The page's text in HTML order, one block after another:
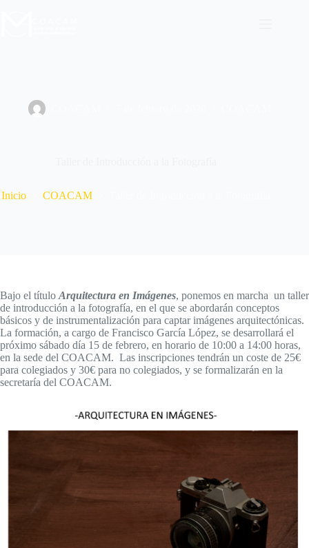
Inicio COACAM
Bajo el título Arquitectura en Imágenes, ponemos en marcha un taller
de introducción a la fotografía, en el que se abordarán conceptos
básicos y de instrumentalización para captar imágenes arquitectónicas.
La formación, a cargo de Francisco García López, se desarrollará el
próximo sábado día 15 de febrero, en horario de 10:00 a 14:00 horas,
en la sede del COACAM. Las inscripciones tendrán un coste de 25€
para colegiados y 30€ para no colegiados, y se formalizarán en la
secretaría del COACAM.